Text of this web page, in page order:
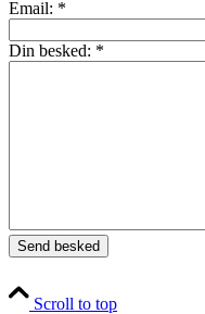
Email: *
Din besked: *
Scroll to top